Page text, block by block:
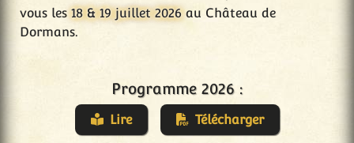
vous les 18 & 19 juillet 2026 au Château de
Dormans.
Programme 2026 :
Lire Télécharger